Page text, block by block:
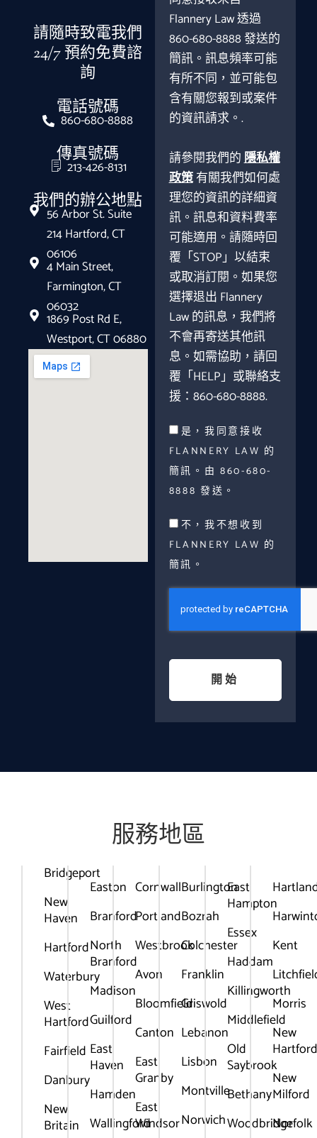
請隨時致電我們
24/7 預約免費諮
詢
電話號碼
860-680-8888
傳真號碼
213-426-8131
我們的辦公地點
56 Arbor St. Suite
214 Hartford, CT
06106
4 Main Street,
Farmington, CT
06032
1869 Post Rd E,
Westport, CT 06880
Flannery Law 透過
860-680-8888 發送的
簡訊。訊息頻率可能
有所不同，並可能包
含有關您報到或案件
的資訊請求。.
請參閱我們的隱私權
政策有關我們如何處
理您的資訊的詳細資
訊。訊息和資料費率
可能適用。請隨時回
覆「STOP」以結束
或取消訂閱。如果您
選擇退出 Flannery
Law 的訊息，我們將
不會再寄送其他訊
息。如需協助，請回
覆「HELP」或聯絡支
援：860-680-8888.
是，我同意接收
FLANNERY LAW 的
簡訊。由 860-680-
8888 發送。
不，我不想收到
FLANNERY LAW 的
簡訊。
開始
服務地區
Bridgeport
New
Haven
Hartford
Waterbury
West
Hartford
Fairfield
Danbury
New
Britain
Easton
Branford
North
Branford
Madison
Guilford
East
Haven
Hamden
Wallingford
Cornwall
Portland
Westbrook
Avon
Bloomfield
Canton
East
Granby
East
Windsor
Burlington
Bozrah
Colchester
Franklin
Griswold
Lebanon
Lisbon
Montville
Norwich
East
Hampton
Essex
Haddam
Killingworth
Middlefield
Old
Saybrook
Bethany
Woodbridge
Kent
Morris
New
New
Milford
Norfolk